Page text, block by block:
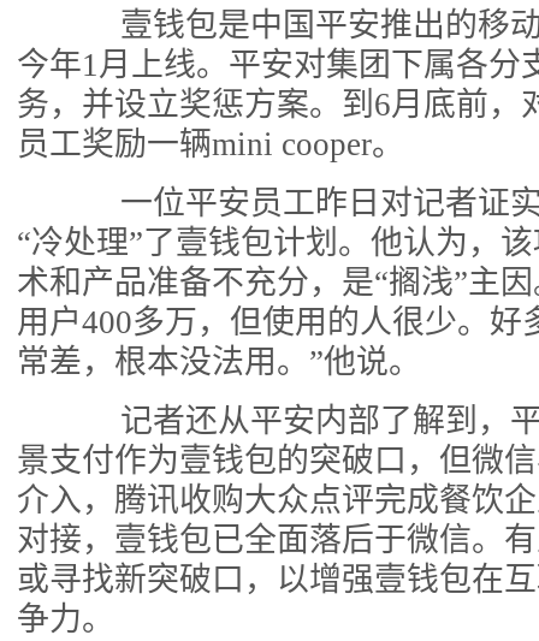
壹钱包是中国平安推出的移动
今年1月上线。平安对集团下属各分
务，并设立奖惩方案。到6月底前，
员工奖励一辆mini cooper。
一位平安员工昨日对记者证实
“冷处理”了壹钱包计划。他认为，
术和产品准备不充分，是“搁浅”主
用户400多万，但使用的人很少。好
常差，根本没法用。”他说。
记者还从平安内部了解到，平
景支付作为壹钱包的突破口，但微
介入，腾讯收购大众点评完成餐饮
对接，壹钱包已全面落后于微信。
或寻找新突破口，以增强壹钱包在
争力。